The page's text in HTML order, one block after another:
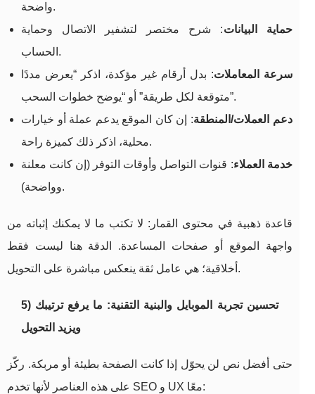
واضحة.
حماية البيانات: شرح مختصر لتشفير الاتصال وحماية
الحساب.
سرعة المعاملات: بدل أرقام غير مؤكدة، اذكر “يعرض مددًا
متوقعة لكل طريقة” أو “يوضح خطوات السحب”.
دعم العملات/المنطقة: إن كان الموقع يدعم عملة أو خيارات
محلية، اذكر ذلك كميزة راحة.
خدمة العملاء: قنوات التواصل وأوقات التوفر (إن كانت معلنة
وواضحة).
قاعدة ذهبية في محتوى القمار: لا تكتب ما لا يمكنك إثباته من
واجهة الموقع أو صفحات المساعدة. الدقة هنا ليست فقط
أخلاقية؛ هي عامل ثقة ينعكس مباشرة على التحويل.
5) تحسين تجربة الموبايل والبنية التقنية: ما يرفع ترتيبك
ويزيد التحويل
حتى أفضل نص لن يحوّل إذا كانت الصفحة بطيئة أو مربكة. ركّز
على هذه العناصر لأنها تخدم SEO و UX معًا: